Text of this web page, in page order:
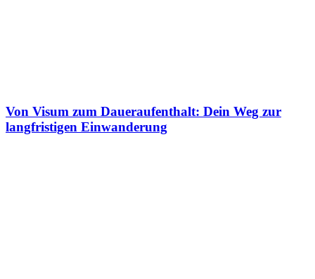
Von Visum zum Daueraufenthalt: Dein Weg zur
langfristigen Einwanderung